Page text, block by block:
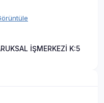
İŞMERKEZİ K:5